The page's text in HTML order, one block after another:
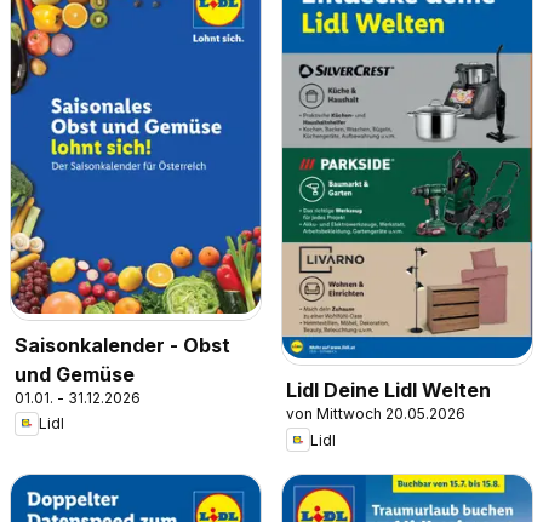
Saisonkalender - Obst
und Gemüse
01.01. - 31.12.2026
Lidl
Lidl Deine Lidl Welten
von Mittwoch 20.05.2026
Lidl